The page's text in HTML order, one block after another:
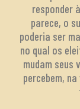
responder
parece, o
poderia ser
no qual os
mudam seus
percebem,